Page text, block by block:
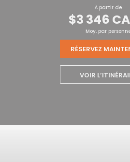
À partir de
$3 346
Moy. par
RÉSERVEZ
VOIR